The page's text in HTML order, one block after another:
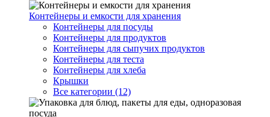
Контейнеры и емкости для хранения
Контейнеры для посуды
Контейнеры для продуктов
Контейнеры для сыпучих продуктов
Контейнеры для теста
Контейнеры для хлеба
Крышки
Все категории (12)